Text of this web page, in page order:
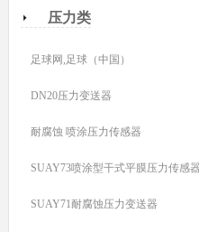
压力类
足球网,足球（中国）
DN20压力变送器
耐腐蚀 喷涂压力传感器
SUAY73喷涂型干式平膜压力传感器
SUAY71耐腐蚀压力变送器